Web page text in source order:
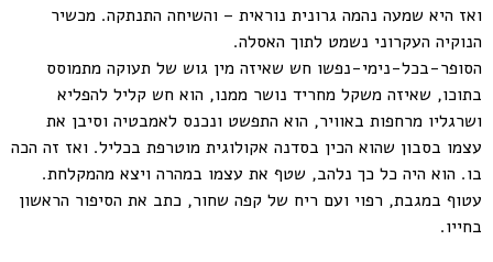
ואז היא שמעה נהמה גרונית נוראית – והשיחה התנתקה. מכשיר
הנוקיה העקרוני נשמט לתוך האסלה.
הסופר-בכל-נימי-נפשו חש שאיזה מין גוש של תעוקה מתמוסס
בתוכו, שאיזה משקל מחריד נושר ממנו, הוא חש קליל להפליא
ושרגליו מרחפות באוויר, הוא התפשט ונכנס לאמבטיה וסיבן את
עצמו בסבון שהוא הכין בסדנה אקולוגית מוטרפת בכליל. ואז זה הכה
בו. הוא היה כל כך נלהב, שטף את עצמו במהרה ויצא מהמקלחת.
עטוף במגבת, רפוי ועם ריח של קפה שחור, כתב את הסיפור הראשון
בחייו.